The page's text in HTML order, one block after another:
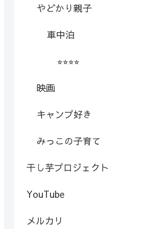
やどかり親子
車中泊
⭐︎⭐︎⭐︎⭐︎
映画
キャンプ好き
みっこの子育て
干し芋プロジェクト
YouTube
メルカリ